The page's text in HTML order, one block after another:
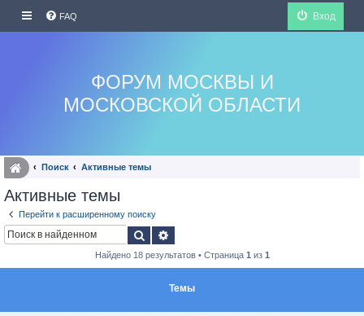
FAQ Вход
ФОРУМ МОСКВЫ И
МОСКОВСКОЙ ОБЛАСТИ
Поиск Активные темы
Активные темы
Перейти к расширенному поиску
Поиск
Найдено 18 результатов • Страница 1 из 1
Темы